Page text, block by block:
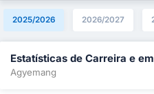
2025/2026 2026/2027
Estatísticas de Carreira e
Agyemang